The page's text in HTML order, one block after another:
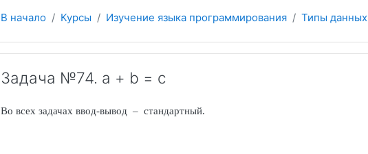
В начало Курсы Изучение языка программирования Типы данных
Задача №74. a + b = c
Во всех задачах ввод-вывод – стандартный.